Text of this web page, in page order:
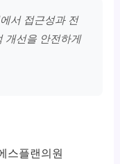
서 접근성과 전
개선을 안전하게
스플랜의원